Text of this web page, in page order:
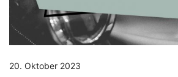
20. Oktober 2023